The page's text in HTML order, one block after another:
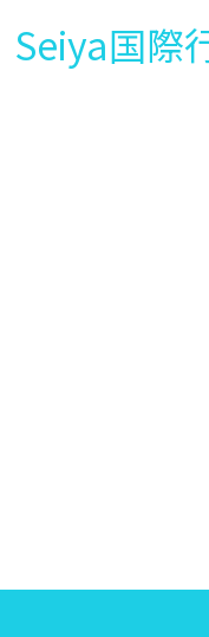
Seiya国際